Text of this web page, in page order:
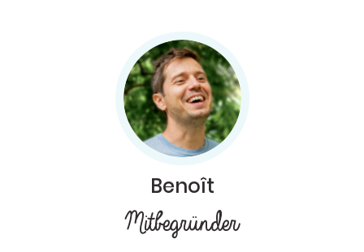
Benoît
Mitbegründer